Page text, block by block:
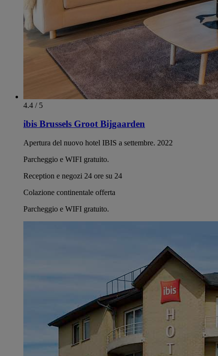
4.4 / 5
ibis Brussels Groot Bijgaarden
Apertura del nuovo hotel IBIS a settembre. 2022
Parcheggio e WIFI gratuito.
Reception e negozi 24 ore su 24
Colazione continentale offerta
Parcheggio e WIFI gratuito.